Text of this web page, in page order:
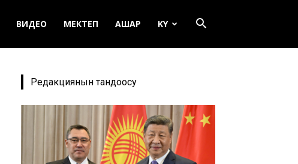
ВИДЕО МЕКТЕП АШАР KY
Редакциянын тандоосу